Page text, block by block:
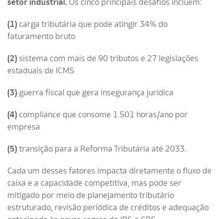
setor industrial. Os cinco principais desafios incluem:
(1) carga tributária que pode atingir 34% do
faturamento bruto
(2) sistema com mais de 90 tributos e 27 legislações
estaduais de ICMS
(3) guerra fiscal que gera insegurança jurídica
(4) compliance que consome 1.501 horas/ano por
empresa
(5) transição para a Reforma Tributária até 2033.
Cada um desses fatores impacta diretamente o fluxo de
caixa e a capacidade competitiva, mas pode ser
mitigado por meio de planejamento tributário
estruturado, revisão periódica de créditos e adequação